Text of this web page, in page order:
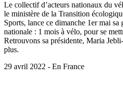
Le collectif d’acteurs nationaux du
le ministère de la Transition
Sports, lance ce dimanche 1er mai sa
nationale : 1 mois à vélo, pour se
Retrouvons sa présidente, Maria
plus.
29 avril 2022 - En France